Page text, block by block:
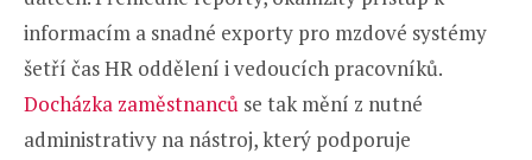
informacím a snadné exporty pro mzdové systémy
šetří čas HR oddělení i vedoucích pracovníků.
Docházka zaměstnanců se tak mění z nutné
administrativy na nástroj, který podporuje